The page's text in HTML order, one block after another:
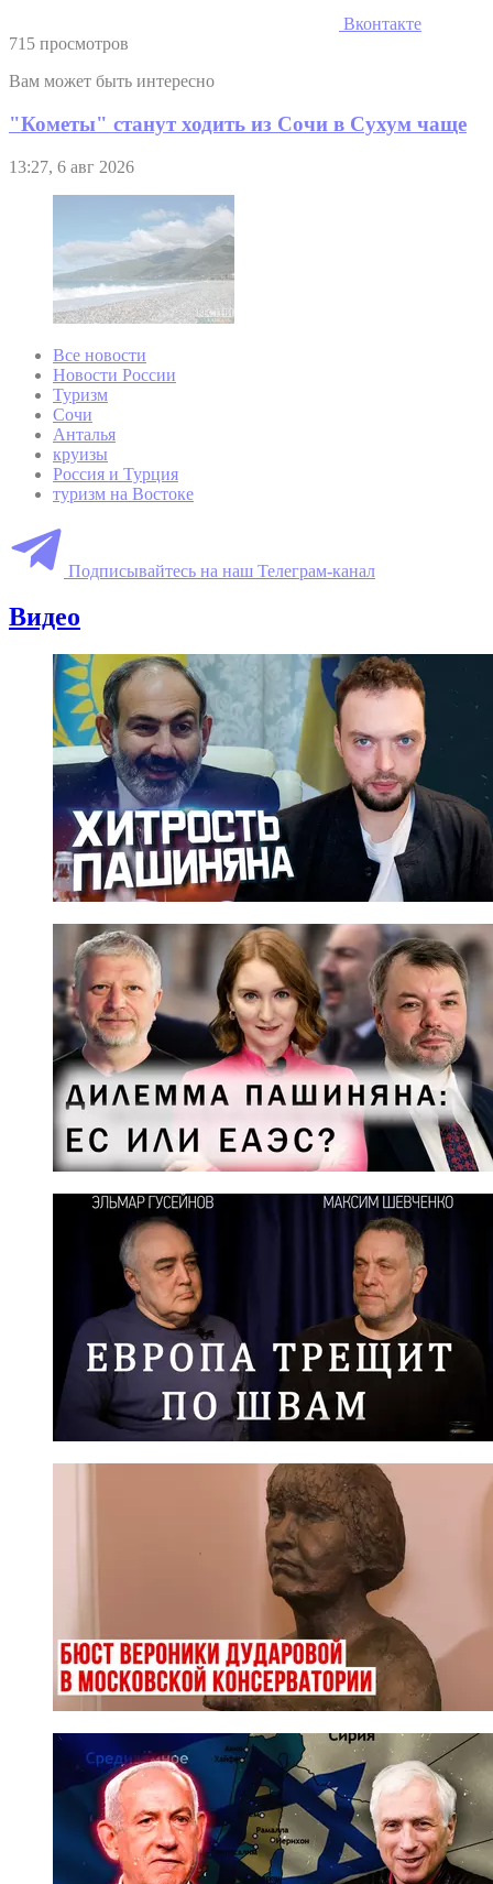
Вконтакте
715 просмотров
Вам может быть интересно
"Кометы" станут ходить из Сочи в Сухум чаще
13:27, 6 авг 2026
Все новости
Новости России
Туризм
Сочи
Анталья
круизы
Россия и Турция
туризм на Востоке
Подписывайтесь на наш Телеграм-канал
Видео